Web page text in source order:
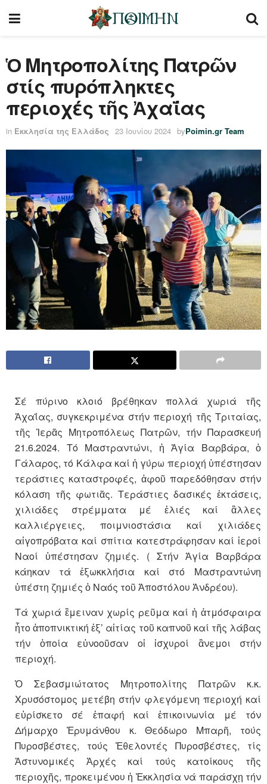
Ὁ Μητροπολίτης Πατρῶν
στίς πυρόπληκτες
περιοχές τῆς Ἀχαΐας
in Εκκλησία της Ελλάδος 23 Ιουνίου 2024 byPoimin.gr Team
Σέ πύρινο κλοιό βρέθηκαν πολλά χωριά τῆς
Ἀχαΐας, συγκεκριμένα στήν περιοχή τῆς Τριταίας,
τῆς Ἱερᾶς Μητροπόλεως Πατρῶν, τήν Παρασκευή
21.6.2024. Τό Μαστραντώνι, ἡ Ἁγία Βαρβάρα, ὁ
Γάλαρος, τό Κάλφα καί ἡ γύρω περιοχή ὑπέστησαν
τεράστιες καταστροφές, ἀφοῦ παρεδόθησαν στήν
κόλαση τῆς φωτιᾶς. Τεράστιες δασικές ἐκτάσεις,
χιλιάδες στρέμματα μέ ἐλιές καί ἂλλες
καλλιέργειες, ποιμνιοστάσια καί χιλιάδες
αἰγοπρόβατα καί σπίτια κατεστράφησαν καί ἱεροί
Ναοί ὑπέστησαν ζημιές. ( Στήν Ἁγία Βαρβάρα
κάηκαν τά ἐξωκκλήσια καί στό Μαστραντώνη
ὑπέστη ζημιές ὁ Ναός τοῦ Ἀποστόλου Ἀνδρέου).
Τά χωριά ἒμειναν χωρίς ρεῦμα καί ἡ ἀτμόσφαιρα
ἦτο ἀποπνικτική ἐξ’ αἰτίας τοῦ καπνοῦ καί τῆς λάβας
τήν ὁποία εὐνοοῦσαν οἱ ἰσχυροί ἂνεμοι στήν
περιοχή.
Ὁ Σεβασμιώτατος Μητροπολίτης Πατρῶν κ.κ.
Χρυσόστομος μετέβη στήν φλεγόμενη περιοχή καί
εὑρίσκετο σέ ἐπαφή καί ἐπικοινωνία μέ τόν
Δήμαρχο Ἐρυμάνθου κ. Θεόδωρο Μπαρῆ, τούς
Πυροσβέστες, τούς Ἐθελοντές Πυροσβέστες, τίς
Ἀστυνομικές Ἀρχές καί τούς κατοίκους τῆς
περιοχῆς, προκειμένου ἡ Ἐκκλησία νά παράσχῃ τήν